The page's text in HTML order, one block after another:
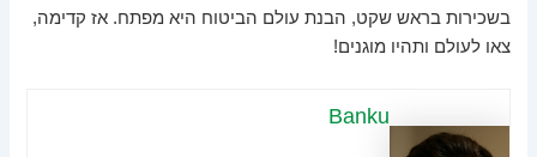
בשכירות בראש שקט, הבנת עולם הביטוח היא מפתח. אז קדימה,
צאו לעולם ותהיו מוגנים!
Banku